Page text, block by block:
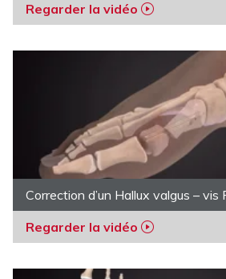
Regarder la vidéo
Correction d’un Hallux valgus – vis
Regarder la vidéo